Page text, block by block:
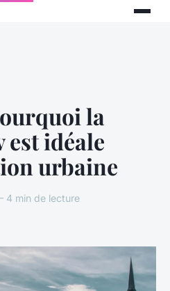
la
idéale
urbaine
min de lecture